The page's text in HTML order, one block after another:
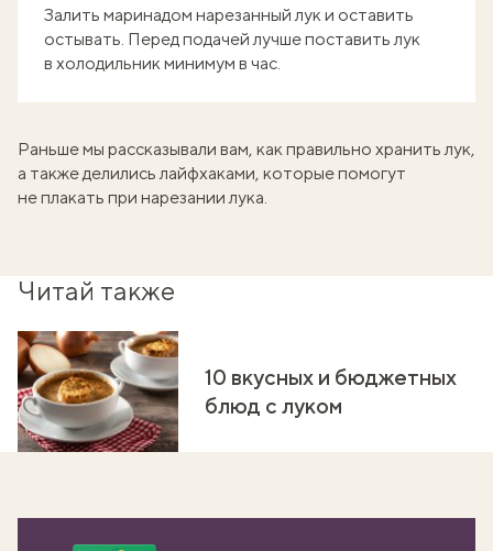
Залить маринадом нарезанный лук и оставить
остывать. Перед подачей лучше поставить лук
в холодильник минимум в час.
Раньше мы рассказывали вам, как правильно хранить лук,
а также делились лайфхаками, которые помогут
не плакать при нарезании лука.
Читай также
10 вкусных и бюджетных
блюд с луком